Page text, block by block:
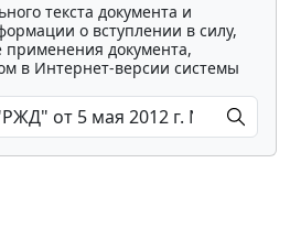
текста документа и
о вступлении в силу,
применения документа,
в Интернет-версии системы